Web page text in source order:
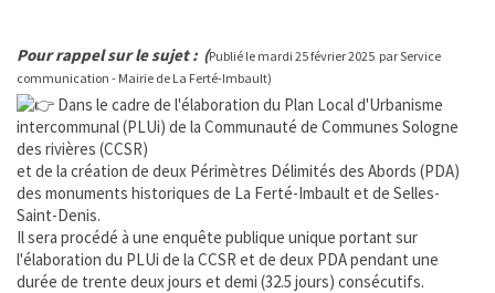
CHASSE ET PÊCHE
COMMUNAUTÉ DE COMMUNES
JUMELAGE
Pour rappel sur le sujet : (Publié le mardi 25 février 2025 par Service
communication - Mairie de La Ferté-Imbault)
Dans le cadre de l'élaboration du Plan Local d'Urbanisme
intercommunal (PLUi) de la Communauté de Communes Sologne
des rivières (CCSR)
et de la création de deux Périmètres Délimités des Abords (PDA)
des monuments historiques de La Ferté-Imbault et de Selles-
Saint-Denis.
Il sera procédé à une enquête publique unique portant sur
l'élaboration du PLUi de la CCSR et de deux PDA pendant une
durée de trente deux jours et demi (32.5 jours) consécutifs.